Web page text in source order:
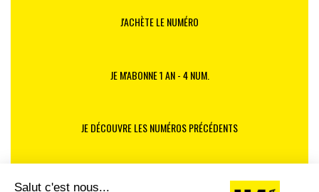
J'ACHÈTE LE NUMÉRO
JE M'ABONNE 1 AN - 4 NUM.
JE DÉCOUVRE LES NUMÉROS PRÉCÉDENTS